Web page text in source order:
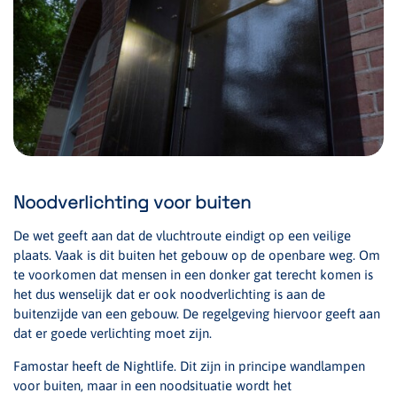
Noodverlichting voor buiten
De wet geeft aan dat de vluchtroute eindigt op een veilige
plaats. Vaak is dit buiten het gebouw op de openbare weg. Om
te voorkomen dat mensen in een donker gat terecht komen is
het dus wenselijk dat er ook noodverlichting is aan de
buitenzijde van een gebouw. De regelgeving hiervoor geeft aan
dat er goede verlichting moet zijn.
Famostar heeft de Nightlife. Dit zijn in principe wandlampen
voor buiten, maar in een noodsituatie wordt het